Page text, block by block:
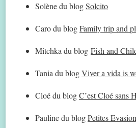
Solène du blogSolcito
Caro du blogFamily trip and
Mitchka du blog Fish and
Tania du blogViver a vida is
Cloé du blogC’est Cloé sans H
Pauline du blogPetites